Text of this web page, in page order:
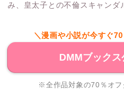
み、皇太子との不倫スキャンダ
＼漫画や小説が今すぐ
DMMブックス
※全作品対象の70％オフ